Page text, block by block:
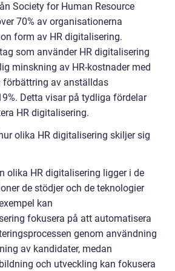
Society for Human Resource
70% av organisationerna
form av HR digitalisering.
som använder HR digitalisering
minskning av HR-kostnader med
förbättring av anställdas
Detta visar på tydliga fördelar
HR digitalisering.
olika HR digitalisering skiljer sig
olika HR digitalisering ligger i de
de stödjer och de teknologier
kan
fokusera på att automatisera
genom användning
av kandidater, medan
och utveckling kan fokusera